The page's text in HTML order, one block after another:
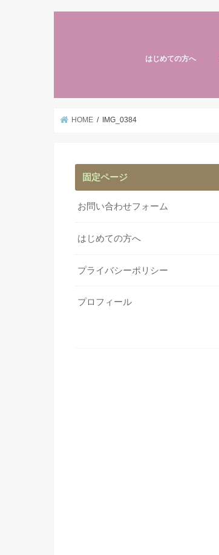
はじめての方へ
HOME IMG_0384
固定ページ
お問い合わせフォーム
はじめての方へ
プライバシーポリシー
プロフィール